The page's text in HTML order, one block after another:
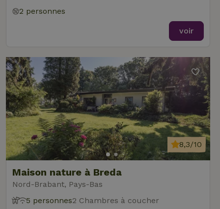
2 personnes
voir
Maison nature à Breda
Nord-Brabant, Pays-Bas
8,3/10
5 personnes2 Chambres à coucher